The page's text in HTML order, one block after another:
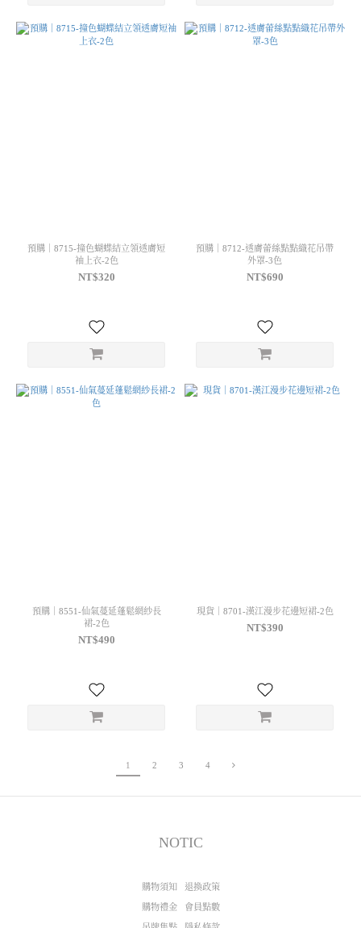
預購｜8715-撞色蝴蝶結立領透膚短
袖上衣-2色
NT$320
預購｜8712-透膚蕾絲點點織花吊帶
外罩-3色
NT$690
預購｜8551-仙氣蔓延蓬鬆網紗長
裙-2色
NT$490
現貨｜8701-漢江漫步花邊短裙-2色
NT$390
1 2 3 4
NOTIC
購物須知 退換政策
購物禮金 會員點數